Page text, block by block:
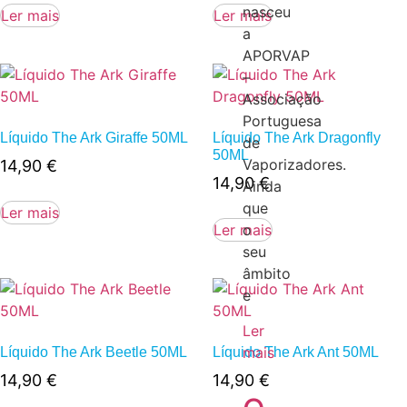
nasceu
a
APORVAP
–
Associação
Portuguesa
de
Vaporizadores.
Ainda
que
o
seu
âmbito
e
Ler
mais
Ler mais Ler mais
Líquido The Ark Giraffe 50ML
14,90 €
Ler mais
Líquido The Ark Dragonfly
50ML
14,90€
Ler mais
Líquido The Ark Beetle 50ML
14,90 €
Líquido The Ark Ant 50ML
14,90 €